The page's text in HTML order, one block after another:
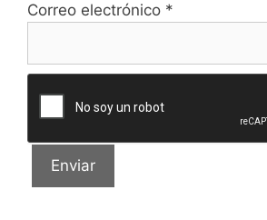
Correo electrónico *